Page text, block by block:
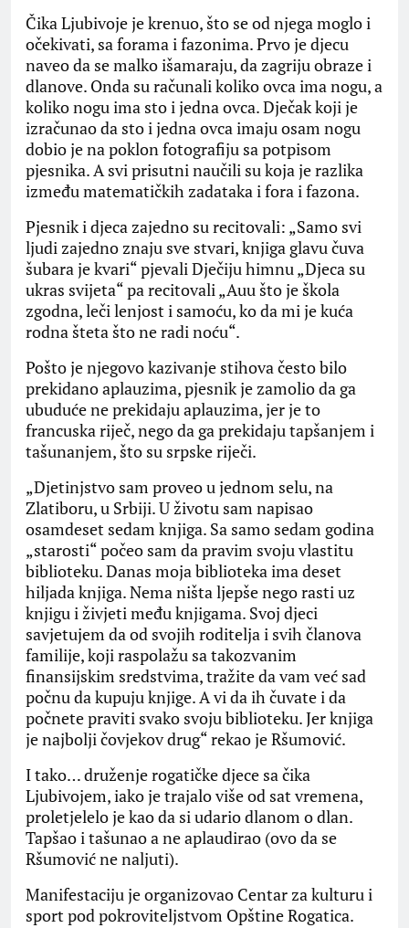
Čika Ljubivoje je krenuo, što se od njega moglo i
očekivati, sa forama i fazonima. Prvo je djecu
naveo da se malko išamaraju, da zagriju obraze i
dlanove. Onda su računali koliko ovca ima nogu, a
koliko nogu ima sto i jedna ovca. Dječak koji je
izračunao da sto i jedna ovca imaju osam nogu
dobio je na poklon fotografiju sa potpisom
pjesnika. A svi prisutni naučili su koja je razlika
između matematičkih zadataka i fora i fazona.
Pjesnik i djeca zajedno su recitovali: „Samo svi
ljudi zajedno znaju sve stvari, knjiga glavu čuva
šubara je kvari“ pjevali Dječiju himnu „Djeca su
ukras svijeta“ pa recitovali „Auu što je škola
zgodna, leči lenjost i samoću, ko da mi je kuća
rodna šteta što ne radi noću“.
Pošto je njegovo kazivanje stihova često bilo
prekidano aplauzima, pjesnik je zamolio da ga
ubuduće ne prekidaju aplauzima, jer je to
francuska riječ, nego da ga prekidaju tapšanjem i
tašunanjem, što su srpske riječi.
„Djetinjstvo sam proveo u jednom selu, na
Zlatiboru, u Srbiji. U životu sam napisao
osamdeset sedam knjiga. Sa samo sedam godina
„starosti“ počeo sam da pravim svoju vlastitu
biblioteku. Danas moja biblioteka ima deset
hiljada knjiga. Nema ništa ljepše nego rasti uz
knjigu i živjeti među knjigama. Svoj djeci
savjetujem da od svojih roditelja i svih članova
familije, koji raspolažu sa takozvanim
finansijskim sredstvima, tražite da vam već sad
počnu da kupuju knjige. A vi da ih čuvate i da
počnete praviti svako svoju biblioteku. Jer knjiga
je najbolji čovjekov drug“ rekao je Ršumović.
I tako… druženje rogatičke djece sa čika
Ljubivojem, iako je trajalo više od sat vremena,
proletjelelo je kao da si udario dlanom o dlan.
Tapšao i tašunao a ne aplaudirao (ovo da se
Ršumović ne naljuti).
Manifestaciju je organizovao Centar za kulturu i
sport pod pokroviteljstvom Opštine Rogatica.